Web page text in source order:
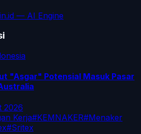
— AI Engine
"Asgar" Potensial Masuk Pasar
2026
Kerja#KEMNAKER#Menaker
#Sritex